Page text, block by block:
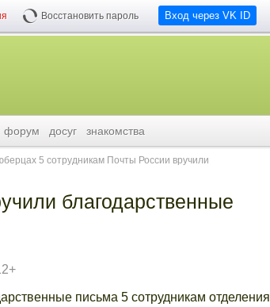
Вход через VK ID
Восстановить пароль
форум досуг знакомства
5 сотрудникам Почты России вручили
благодарственные
письма 5 сотрудникам отделения